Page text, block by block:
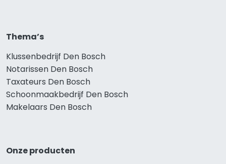
Thema’s
Klussenbedrijf Den Bosch
Notarissen Den Bosch
Taxateurs Den Bosch
Schoonmaakbedrijf Den Bosch
Makelaars Den Bosch
Onze producten